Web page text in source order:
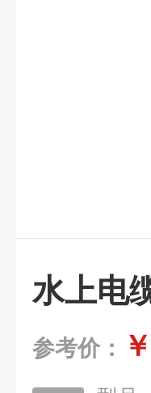
水上电
参考价： ￥